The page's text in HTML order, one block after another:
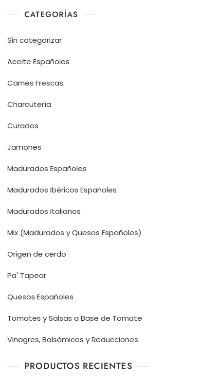
CATEGORÍAS
Sin categorizar
Aceite Españoles
Carnes Frescas
Charcutería
Curados
Jamones
Madurados Españoles
Madurados Ibéricos Españoles
Madurados Italianos
Mix (Madurados y Quesos Españoles)
Origen de cerdo
Pa' Tapear
Quesos Españoles
Tomates y Salsas a Base de Tomate
Vinagres, Balsámicos y Reducciones
PRODUCTOS RECIENTES